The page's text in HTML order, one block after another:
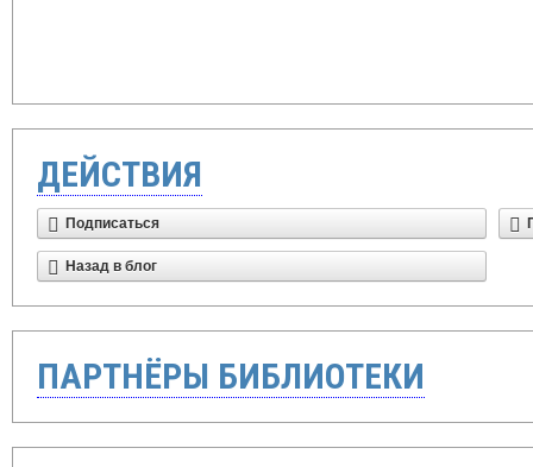
ДЕЙСТВИЯ
Подписаться
Назад в блог
ПАРТНЁРЫ БИБЛИОТЕКИ